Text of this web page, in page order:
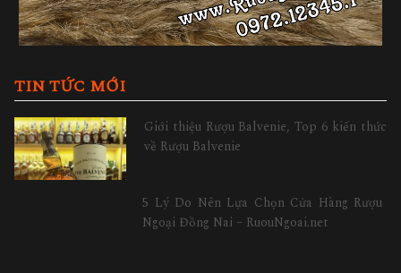
TIN TỨC MỚI
Giới thiệu Rượu Balvenie, Top 6 kiến thức
về Rượu Balvenie
5 Lý Do Nên Lựa Chọn Cửa Hàng Rượu
Ngoại Đồng Nai – RuouNgoai.net